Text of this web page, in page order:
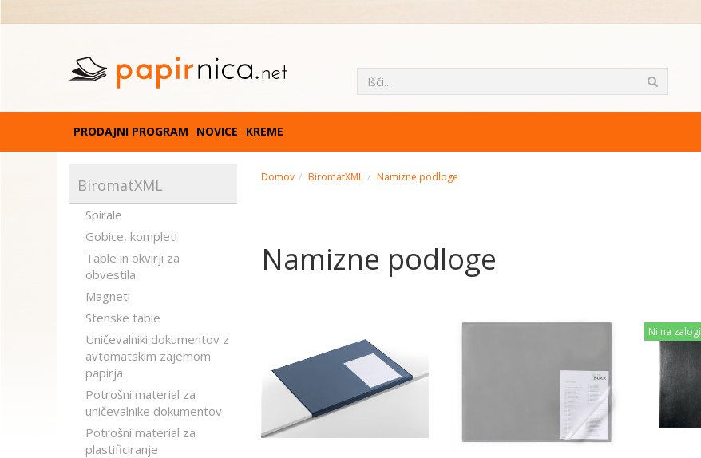
PRODAJNI PROGRAM NOVICE KREME
BiromatXML
Spirale
Gobice, kompleti
Table in okvirji za
obvestila
Magneti
Stenske table
Uničevalniki dokumentov z
avtomatskim zajemom
papirja
Potrošni material za
uničevalnike dokumentov
Potrošni material za
plastificiranje
Domov BiromatXML Namizne podloge
Namizne podloge
Ni na zalogi